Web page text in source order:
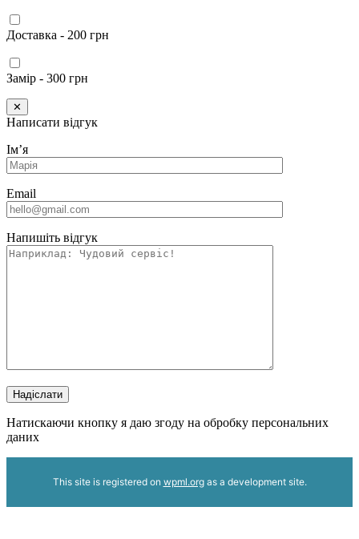
Доставка - 200 грн
Замір - 300 грн
✕
Написати відгук
Імʼя
Email
Напишіть відгук
Надіслати
Натискаючи кнопку я даю згоду на обробку персональних
даних
This site is registered on wpml.orgas a development site.